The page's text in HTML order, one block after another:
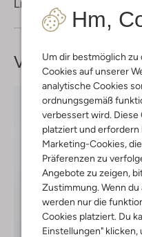
Hm,
Um dir bestmöglich
Cookies auf unserer
analytische Cookies
ordnungsgemäß
verbessert wird.
platziert und
Marketing-Cookies,
Präferenzen zu
Angebote zu zeigen,
Zustimmung. Wenn
werden nur die
Cookies platziert. Du
Einstellungen"
Lieferung & Rückgabe
Vervollständige